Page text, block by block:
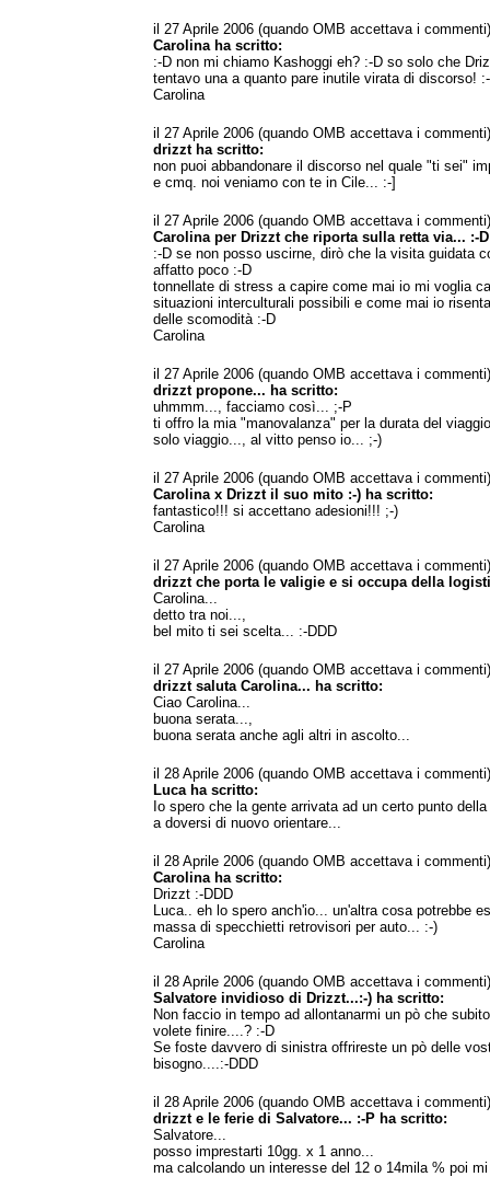
il 27 Aprile 2006 (quando OMB accettava i commenti)
Carolina ha scritto:
:-D non mi chiamo Kashoggi eh? :-D so solo che
tentavo una a quanto pare inutile virata di discorso!
Carolina
il 27 Aprile 2006 (quando OMB accettava i commenti)
drizzt ha scritto:
non puoi abbandonare il discorso nel quale "ti sei"
e cmq. noi veniamo con te in Cile... :-]
il 27 Aprile 2006 (quando OMB accettava i commenti)
Carolina per Drizzt che riporta sulla retta via... :-
:-D se non posso uscirne, dirò che la visita guidata
affatto poco :-D
tonnellate di stress a capire come mai io mi voglia
situazioni interculturali possibili e come mai io
delle scomodità :-D
Carolina
il 27 Aprile 2006 (quando OMB accettava i commenti)
drizzt propone... ha scritto:
uhmmm..., facciamo così... ;-P
ti offro la mia "manovalanza" per la durata del
solo viaggio..., al vitto penso io... ;-)
il 27 Aprile 2006 (quando OMB accettava i commenti)
Carolina x Drizzt il suo mito :-) ha scritto:
fantastico!!! si accettano adesioni!!! ;-)
Carolina
il 27 Aprile 2006 (quando OMB accettava i commenti)
drizzt che porta le valigie e si occupa della
Carolina...
detto tra noi...,
bel mito ti sei scelta... :-DDD
il 27 Aprile 2006 (quando OMB accettava i commenti)
drizzt saluta Carolina... ha scritto:
Ciao Carolina...
buona serata...,
buona serata anche agli altri in ascolto...
il 28 Aprile 2006 (quando OMB accettava i commenti)
Luca ha scritto:
Io spero che la gente arrivata ad un certo punto
a doversi di nuovo orientare...
il 28 Aprile 2006 (quando OMB accettava i commenti)
Carolina ha scritto:
Drizzt :-DDD
Luca.. eh lo spero anch'io... un'altra cosa potrebbe
massa di specchietti retrovisori per auto... :-)
Carolina
il 28 Aprile 2006 (quando OMB accettava i commenti)
Salvatore invidioso di Drizzt...:-) ha scritto:
Non faccio in tempo ad allontanarmi un pò che
volete finire....? :-D
Se foste davvero di sinistra offrireste un pò delle
bisogno....:-DDD
il 28 Aprile 2006 (quando OMB accettava i commenti)
drizzt e le ferie di Salvatore... :-P ha scritto:
Salvatore...
posso imprestarti 10gg. x 1 anno...
ma calcolando un interesse del 12 o 14mila % poi